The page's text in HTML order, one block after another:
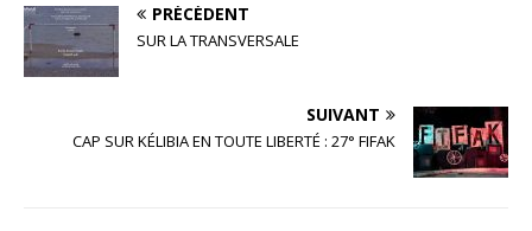
c
e
o
it
te
ta
r
PRÉCÉDENT
SUR LA TRANSVERSALE
SUIVANT
CAP SUR KÉLIBIA EN TOUTE LIBERTÉ : 27° FIFAK